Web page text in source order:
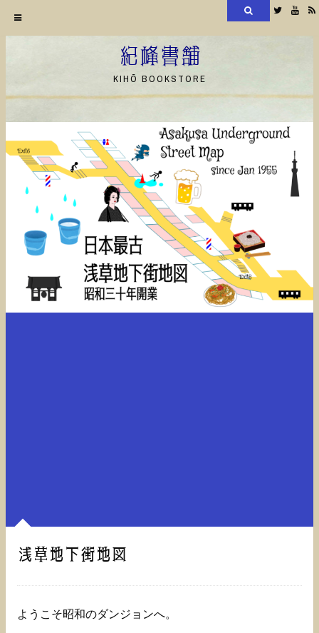
ン
ツ
へ
Twitter
紀峰書舗
KIHŌ BOOKSTORE
浅草地下街地図
ようこそ昭和のダンジョンへ。